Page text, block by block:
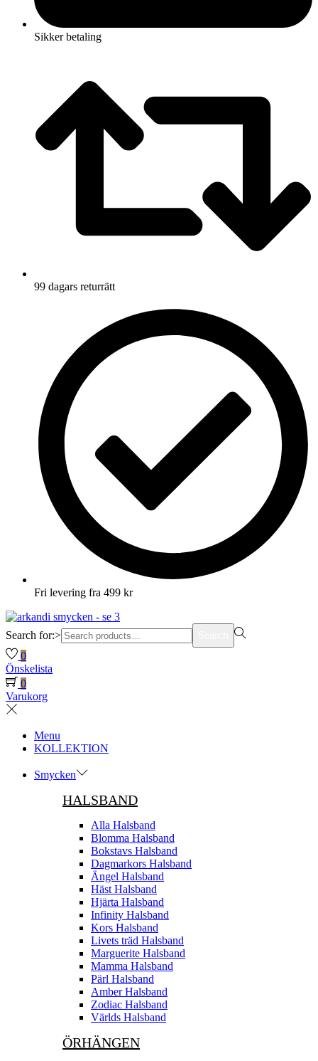
Sikker betaling
99 dagars returrätt
Fri levering fra 499 kr
Search for:>
0
Önskelista
0
Varukorg
Menu
KOLLEKTION
Smycken
HALSBAND
Alla Halsband
Blomma Halsband
Bokstavs Halsband
Dagmarkors Halsband
Ängel Halsband
Häst Halsband
Hjärta Halsband
Infinity Halsband
Kors Halsband
Livets träd Halsband
Marguerite Halsband
Mamma Halsband
Pärl Halsband
Amber Halsband
Zodiac Halsband
Världs Halsband
ÖRHÄNGEN